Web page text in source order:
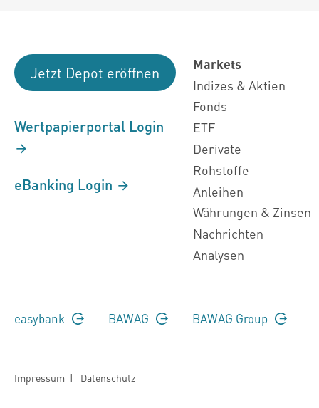
Jetzt Depot eröffnen
Wertpapierportal Login
eBanking Login
Markets
Indizes & Aktien
Fonds
ETF
Derivate
Rohstoffe
Anleihen
Währungen & Zinsen
Nachrichten
Analysen
easybank BAWAG BAWAG Group
Impressum | Datenschutz